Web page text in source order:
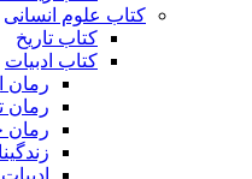
کتاب علوم انسانی
کتاب تاریخ
کتاب ادبیات
رمان
رمان
رمان